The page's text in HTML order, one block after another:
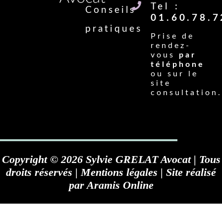
Conseils
pratiques
Tel :
Prise de
rendez-
vous par
téléphone
ou sur le
site
Copyright © 2026 Sylvie GRELAT Avocat | Tous
droits réservés | Mentions légales | Site réalisé
par Aramis Online